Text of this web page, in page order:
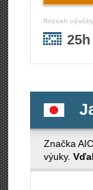
Rozsah
25h
Značka
výuky.